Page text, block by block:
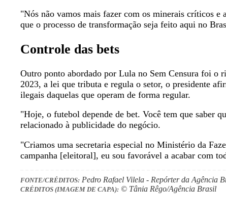
"Nós não vamos mais fazer com os minerais críticos
que o processo de transformação seja feito aqui no
Controle das bets
Outro ponto abordado por Lula no Sem Censura foi o
2023, a lei que tributa e regula o setor, o presidente
ilegais daquelas que operam de forma regular.
"Hoje, o futebol depende de bet. Você tem que saber
relacionado à publicidade do negócio.
"Criamos uma secretaria especial no Ministério da
campanha [eleitoral], eu sou favorável a acabar com
FONTE/CRÉDITOS: Pedro Rafael Vilela - Repórter da Agência
CRÉDITOS (IMAGEM DE CAPA): © Tânia Rêgo/Agência Brasil